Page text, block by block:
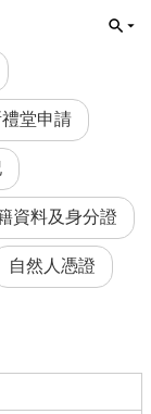
禮堂申請
資料及身分證
自然人憑證